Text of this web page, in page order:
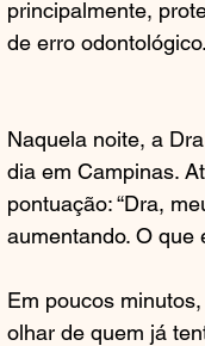
principalmente,
de erro
Naquela noite, a
dia em Campinas.
pontuação: “Dra,
aumentando. O que
Em poucos
olhar de quem já